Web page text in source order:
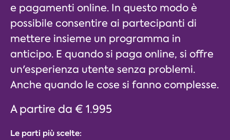
e pagamenti online. In questo modo è
possibile consentire ai partecipanti di
mettere insieme un programma in
anticipo. E quando si paga online, si offre
un'esperienza utente senza problemi.
Anche quando le cose si fanno complesse.
A partire da € 1.995
Le parti più scelte: